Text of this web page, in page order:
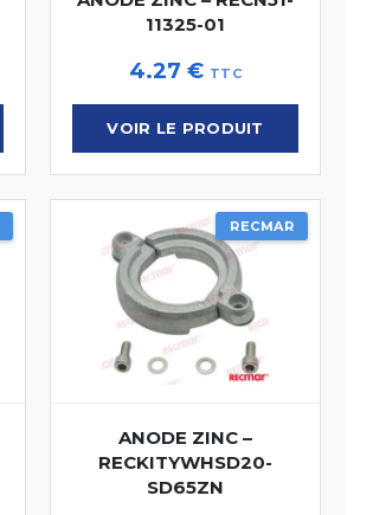
11325-01
4.27 € TTC
VOIR LE PRODUIT
RECMAR
ANODE ZINC –
RECKITYWHSD20-
SD65ZN